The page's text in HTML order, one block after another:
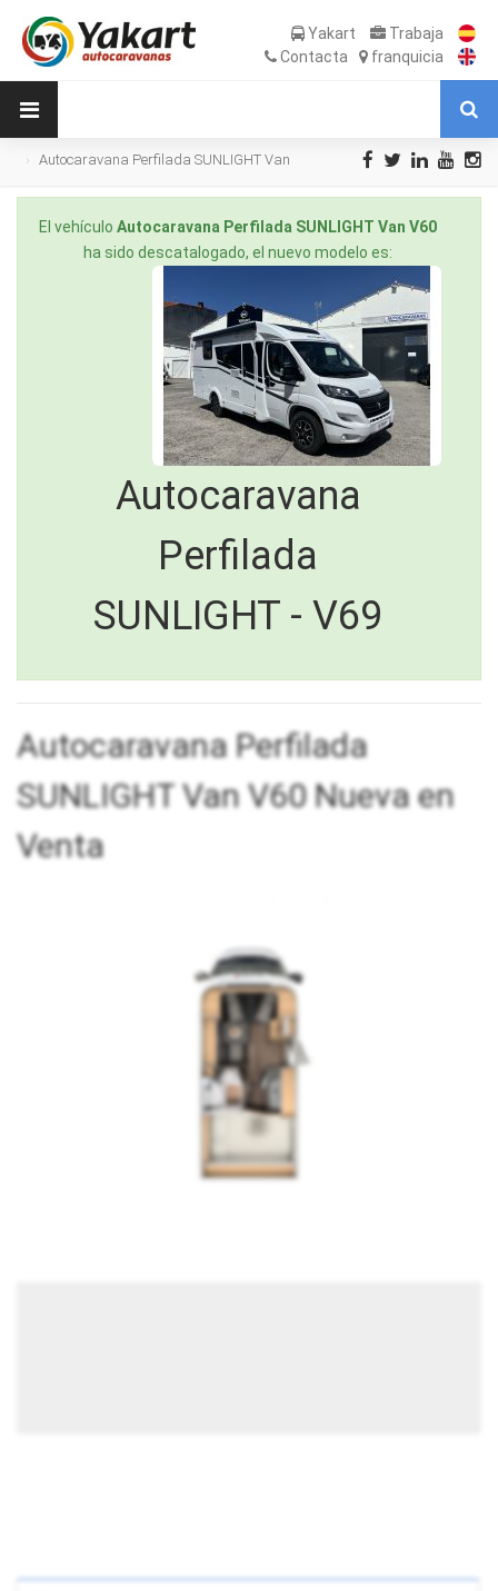
Yakart
Trabaja
Contacta
franquicia
Autocaravana Perfilada SUNLIGHT Van
El vehículo Autocaravana Perfilada SUNLIGHT Van V60
ha sido descatalogado, el nuevo modelo es:
Autocaravana
Perfilada
SUNLIGHT - V69
Autocaravana Perfilada
SUNLIGHT Van V60 Nueva en
Venta